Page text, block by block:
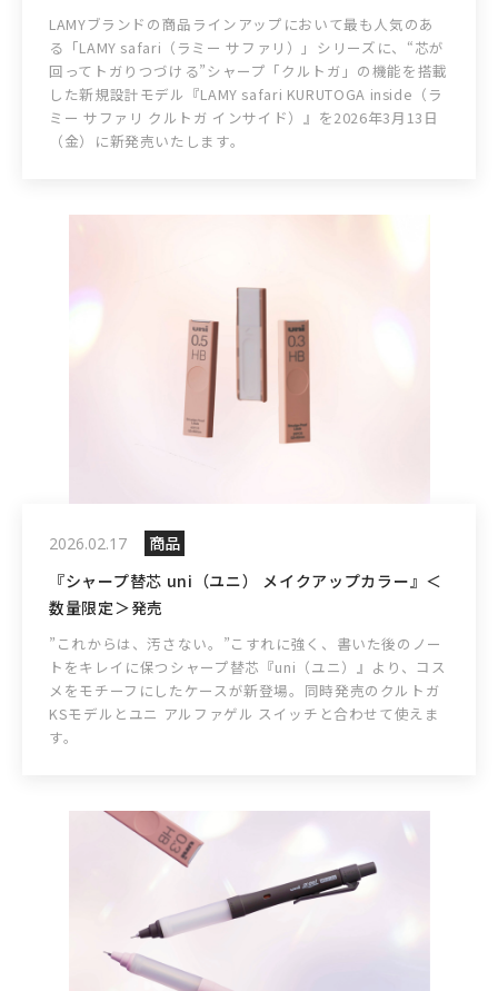
LAMYブランドの商品ラインアップにおいて最も人気のあ
る「LAMY safari（ラミー サファリ）」シリーズに、“芯が
回ってトガりつづける”シャープ「クルトガ」の機能を搭載
した新規設計モデル『LAMY safari KURUTOGA inside（ラ
ミー サファリ クルトガ インサイド）』を2026年3月13日
（金）に新発売いたします。
2026.02.17
商品
『シャープ替芯 uni（ユニ） メイクアップカラー』＜
数量限定＞発売
”これからは、汚さない。”こすれに強く、書いた後のノー
トをキレイに保つシャープ替芯『uni（ユニ）』より、コス
メをモチーフにしたケースが新登場。同時発売のクルトガ
KSモデルとユニ アルファゲル スイッチと合わせて使えま
す。